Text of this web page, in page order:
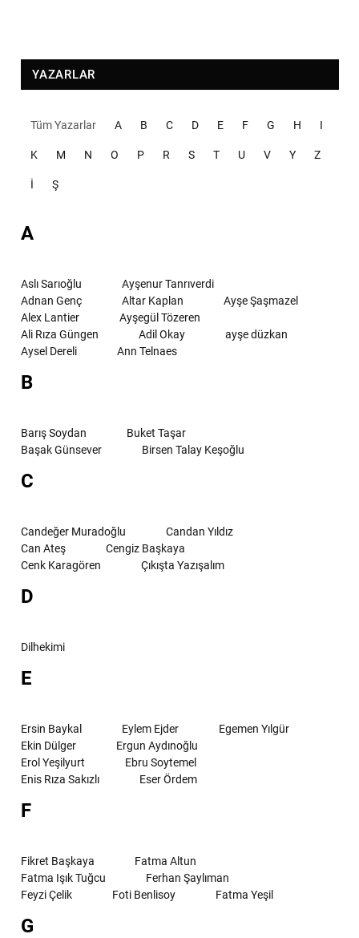
YAZARLAR
Tüm Yazarlar A B C D E F G H I
K M N O P R S T U V Y Z
İ Ş
A
Aslı Sarıoğlu
Ayşenur Tanrıverdi
Adnan Genç
Altar Kaplan
Ayşe Şaşmazel
Alex Lantier
Ayşegül Tözeren
Ali Rıza Güngen
Adil Okay
ayşe düzkan
Aysel Dereli
Ann Telnaes
B
Barış Soydan
Buket Taşar
Başak Günsever
Birsen Talay Keşoğlu
C
Candeğer Muradoğlu
Candan Yıldız
Can Ateş
Cengiz Başkaya
Cenk Karagören
Çıkışta Yazışalım
D
Dilhekimi
E
Ersin Baykal Eylem Ejder
Egemen Yılgür
Ekin Dülger
Ergun Aydınoğlu
Erol Yeşilyurt
Ebru Soytemel
Enis Rıza Sakızlı
Eser Ördem
F
Fikret Başkaya
Fatma Altun
Fatma Işık Tuğcu
Ferhan Şaylıman
Feyzi Çelik
Foti Benlisoy Fatma Yeşil
G